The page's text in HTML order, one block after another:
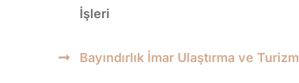
İşleri
Bayındırlık İmar Ulaştırma ve Turizm